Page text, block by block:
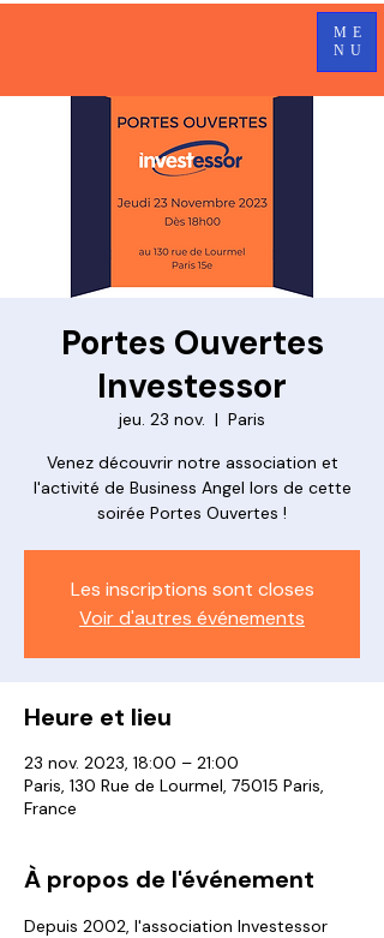
ME
NU
Portes Ouvertes
Investessor
jeu. 23 nov.
  |
Paris
Venez découvrir notre association et
l'activité de Business Angel lors de cette
soirée Portes Ouvertes !
Les inscriptions sont closes
Voir d'autres événements
Heure et lieu
23 nov. 2023, 18:00 – 21:00
Paris, 130 Rue de Lourmel, 75015 Paris,
France
À propos de l'événement
Depuis 2002, l'association Investessor